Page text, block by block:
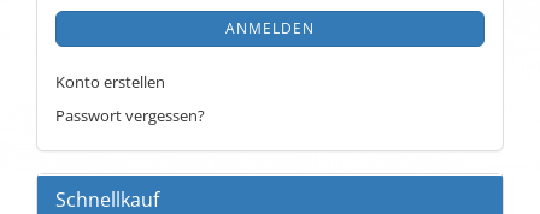
ANMELDEN
Konto erstellen
Passwort vergessen?
Schnellkauf